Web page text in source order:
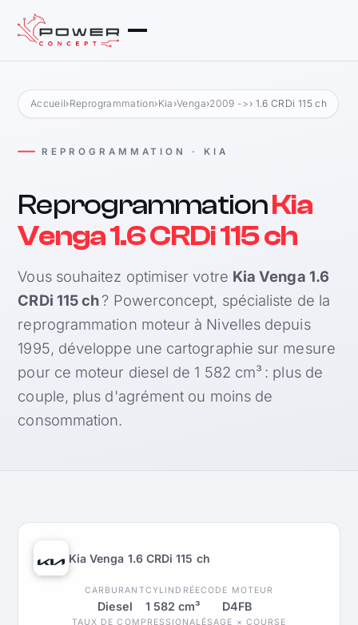
Accueil›Reprogrammation›Kia ›Venga›2009 -> › 1.6 CRDi 115 ch
REPROGRAMMATION · KIA
ReprogrammationKia
Venga 1.6 CRDi 115 ch
Vous souhaitez optimiser votre Kia Venga 1.6
CRDi 115 ch? Powerconcept, spécialiste de la
reprogrammation moteur à Nivelles depuis
1995, développe une cartographie sur mesure
pour ce moteur diesel de 1 582 cm³ : plus de
couple, plus d'agrément ou moins de
consommation.
Kia Venga 1.6 CRDi 115 ch
CARBURANT
Diesel
CYLINDRÉE
1 582 cm³
CODE MOTEUR
D4FB
TAUX DE COMPRESSION ALÉSAGE × COURSE